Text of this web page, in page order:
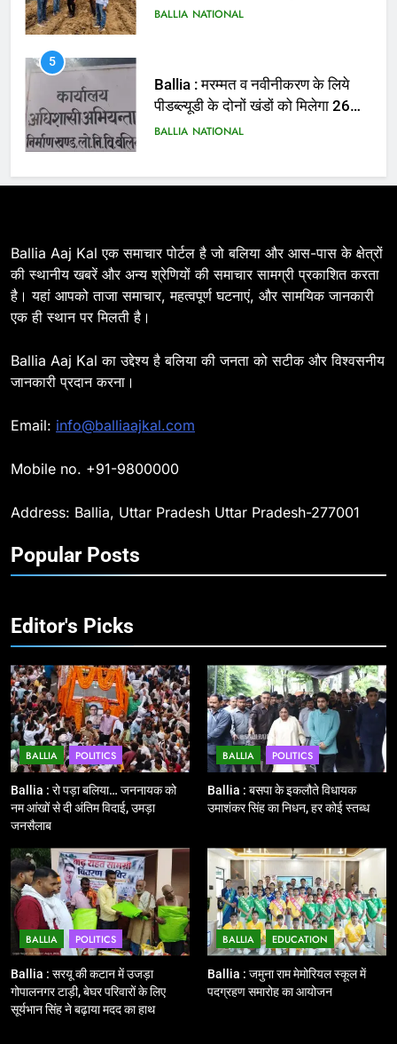
करोड़
BALLIA NATIONAL
6
Ballia : 110 फीट ऊंचे तिरंगे के सम्मान
में बलिया में निकला तिरंगा यात्रा
BALLIA NATIONAL
7
BALLIA NATIONAL
8
के साथ रेलवे स्टेशन व शहर में किया पैदल
BALLIA NATIONAL
Ballia : एकता, अखंडता और राष्ट्रप्रेम
अधीक्षक ओमवीर सिंह ने दिलाई शपथ, दी
और कानपुर के लिए बस सेवाओं का
11
बिहार विस चुनाव : सभी 90 हजार 712
बूथों से लाइव वेब कास्टिंग की तैयारी
NATIONAL POLITICS
12
Ballia : बलिया रेलवे स्टेशन का अपर
महाप्रबंधक ने किया निरीक्षण
13
Ballia : त्यौहारों पर शांति व्यवस्था को
लेकर पुलिस ने किया रूट मार्च
BALLIA NATIONAL
14
Ballia Aaj Kal एक समाचार पोर्टल है जो बलिया और आस-पास के क्षेत्रों
की स्थानीय खबरें और अन्य श्रेणियों की समाचार सामग्री प्रकाशित करता
है। यहां आपको ताजा समाचार, महत्वपूर्ण घटनाएं, और सामयिक जानकारी
एक ही स्थान पर मिलती है।
Ballia Aaj Kal का उद्देश्य है बलिया की जनता को सटीक और विश्वसनीय
जानकारी प्रदान करना।
Email: info@balliaajkal.com
Mobile no. +91-9800000
Address: Ballia, Uttar Pradesh Uttar Pradesh-277001
Popular Posts
Editor's Picks
BALLIA POLITICS
Ballia : रो पड़ा बलिया… जननायक को
नम आंखों से दी अंतिम विदाई, उमड़ा
जनसैलाब
BALLIA POLITICS
Ballia : बसपा के इकलौते विधायक
उमाशंकर सिंह का निधन, हर कोई स्तब्ध
BALLIA POLITICS
Ballia : सरयू की कटान में उजड़ा
गोपालनगर टाड़ी, बेघर परिवारों के लिए
सूर्यभान सिंह ने बढ़ाया मदद का हाथ
BALLIA EDUCATION
Ballia : जमुना राम मेमोरियल स्कूल में
पदग्रहण समारोह का आयोजन